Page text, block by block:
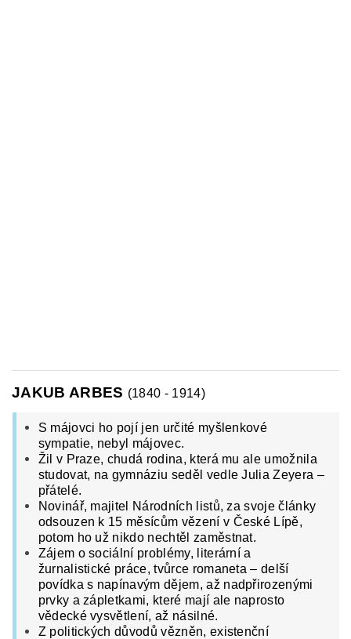
JAKUB ARBES (1840 - 1914)
S májovci ho pojí jen určité myšlenkové
sympatie, nebyl májovec.
Žil v Praze, chudá rodina, která mu ale umožnila
studovat, na gymnáziu seděl vedle Julia Zeyera –
přátelé.
Novinář, majitel Národních listů, za svoje články
odsouzen k 15 měsícům vězení v České Lípě,
potom ho už nikdo nechtěl zaměstnat.
Zájem o sociální problémy,
literární a
žurnalistické práce,tvůrce romaneta – delší
povídka s napínavým dějem, až nadpřirozenými
prvky a zápletkami, které mají ale naprosto
vědecké vysvětlení, až násilné.
Z politických důvodů vězněn, existenční